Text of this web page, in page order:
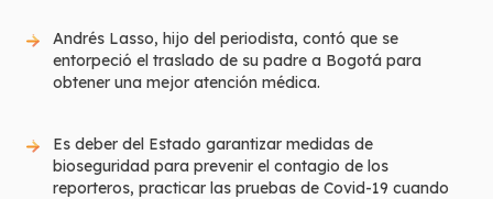
Andrés Lasso, hijo del periodista, contó que se
entorpeció el traslado de su padre a Bogotá para
obtener una mejor atención médica.
Es deber del Estado garantizar medidas de
bioseguridad para prevenir el contagio de los
reporteros, practicar las pruebas de Covid-19 cuando